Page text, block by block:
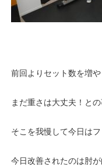
前回よりセット数を増
まだ重さは大丈夫！と
そこを我慢して今日は
今日改善されたのは肘